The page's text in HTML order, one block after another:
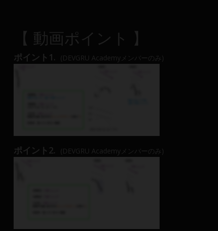
【 動画ポイント 】
ポイント1. (DEVGRU Academyメンバーのみ)
ポイント2. (DEVGRU Academyメンバーのみ)